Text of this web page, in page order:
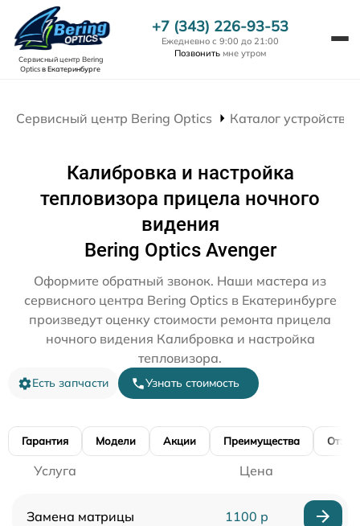
Сервисный центр Bering
Opticsв Екатеринбурге
+7 (343) 226-93-53
Ежедневно с 9:00 до 21:00
Позвонить мне утром
Сервисный центр Bering Optics Каталог устройств
Калибровка и настройка
тепловизора прицела ночного
видения
Bering Optics Avenger
Оформите обратный звонок. Наши мастера из
сервисного центра Bering Optics в Екатеринбурге
произведут оценку стоимости ремонта прицела
ночного видения Калибровка и настройка
тепловизора.
Есть запчасти Узнать стоимость
Гарантия Модели Акции Преимущества
Услуга Цена
Замена матрицы 1100 р